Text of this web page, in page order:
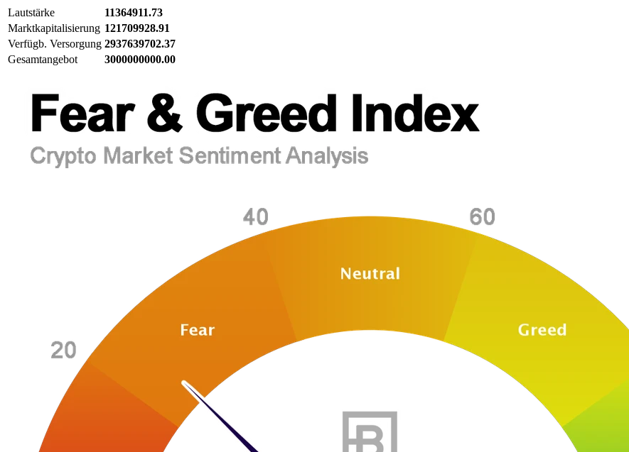
Lautstärke
11364911.73
Marktkapitalisierung 121709928.91
Verfügb. Versorgung 2937639702.37
Gesamtangebot
3000000000.00